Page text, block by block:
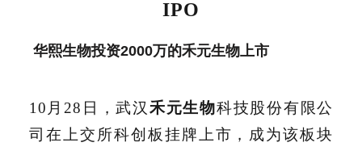
IPO
华熙生物投资2000万的禾元生物上市
10月28日，武汉 禾元生物科技股份有限公
司在上交所科创板挂牌上市，成为该板块